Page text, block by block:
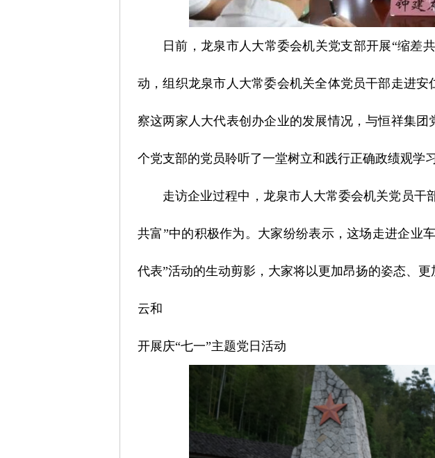
日前，龙泉市人大常委会机关党支部开展“缩差
动，组织龙泉市人大常委会机关全体党员干部走进
察这两家人大代表创办企业的发展情况，与恒祥集
个党支部的党员聆听了一堂树立和践行正确政绩观学
走访企业过程中，龙泉市人大常委会机关党员干
共富”中的积极作为。大家纷纷表示，这场走进企业
代表”活动的生动剪影，大家将以更加昂扬的姿态、
云和
开展庆“七一”主题党日活动